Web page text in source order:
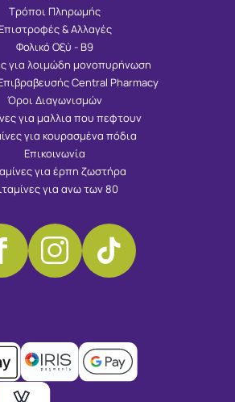
Τρόποι Πληρωμής
Επιστροφές & Αλλαγές
Φολικό Οξύ - Β9
για λοιμώδη μονοπυρήνωση
Central Pharmacy
Όροι Διαγωνισμών
για μαλλια που πεφτουν
για κουρασμένα πόδια
Επικοινωνία
για έρπη ζωστήρα
για ανω των 80